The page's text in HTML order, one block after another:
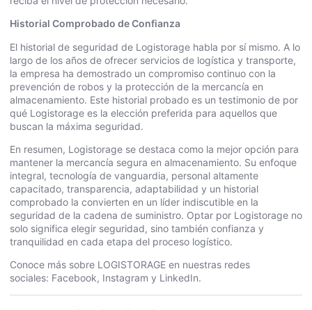
Historial Comprobado de Confianza
El historial de seguridad de Logistorage habla por sí mismo. A lo
largo de los años de ofrecer servicios de logística y transporte,
la empresa ha demostrado un compromiso continuo con la
prevención de robos y la protección de la mercancía en
almacenamiento. Este historial probado es un testimonio de por
qué Logistorage es la elección preferida para aquellos que
buscan la máxima seguridad.
En resumen, Logistorage se destaca como la mejor opción para
mantener la mercancía segura en almacenamiento. Su enfoque
integral, tecnología de vanguardia, personal altamente
capacitado, transparencia, adaptabilidad y un historial
comprobado la convierten en un líder indiscutible en la
seguridad de la cadena de suministro. Optar por Logistorage no
solo significa elegir seguridad, sino también confianza y
tranquilidad en cada etapa del proceso logístico.
Conoce más sobre LOGISTORAGE en nuestras redes
sociales: Facebook, Instagram y LinkedIn.